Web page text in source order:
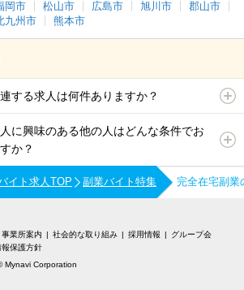
岡市 松山市 広島市 旭川市
郡山市
九州市 熊本市
する求人は何件ありますか？
に興味のある他の人はどんな条件でお
か？
イト求人TOP 副業バイト特集 完全在宅副業
事業所案内 社会的な取り組み 採用情報
グループ会
報保護方針
Mynavi Corporation